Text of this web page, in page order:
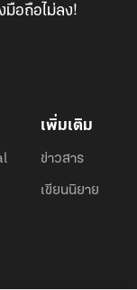
อถือไม่ลง!
เพิ่มเติม
ข่าวสาร
เขียนนิยาย